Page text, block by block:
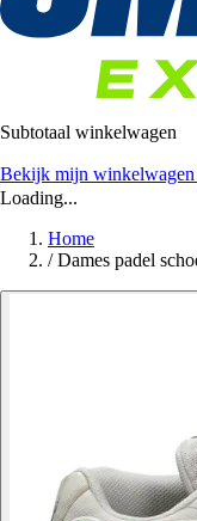
Subtotaal winkelwagen
Bekijk mijn winkelwagen
Loading...
Home
/ Dames padel